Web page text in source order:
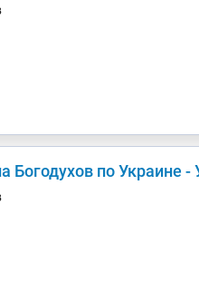
Богодухов по Украине